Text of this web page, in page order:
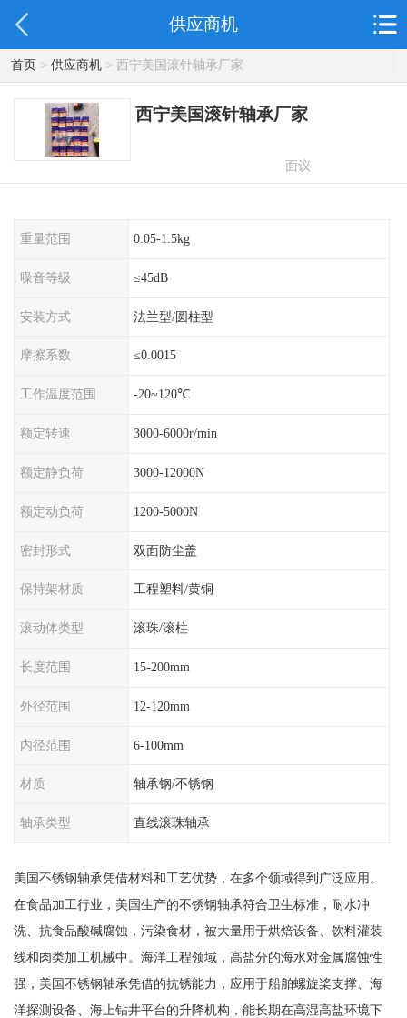
供应商机
首页> 供应商机> 西宁美国滚针轴承厂家
西宁美国滚针轴承厂家
面议
重量范围 0.05-1.5kg
噪音等级 ≤45dB
安装方式 法兰型/圆柱型
摩擦系数 ≤0.0015
工作温度范围 -20~120℃
额定转速 3000-6000r/min
额定静负荷 3000-12000N
额定动负荷 1200-5000N
密封形式 双面防尘盖
保持架材质 工程塑料/黄铜
滚动体类型 滚珠/滚柱
长度范围 15-200mm
外径范围 12-120mm
内径范围 6-100mm
材质 轴承钢/不锈钢
轴承类型 直线滚珠轴承
美国不锈钢轴承凭借材料和工艺优势，在多个领域得到广泛应用。
在食品加工行业，美国生产的不锈钢轴承符合卫生标准，耐水冲
洗、抗食品酸碱腐蚀，污染食材，被大量用于烘焙设备、饮料灌装
线和肉类加工机械中。海洋工程领域，高盐分的海水对金属腐蚀性
强，美国不锈钢轴承凭借的抗锈能力，应用于船舶螺旋桨支撑、海
洋探测设备、海上钻井平台的升降机构，能长期在高湿高盐环境下